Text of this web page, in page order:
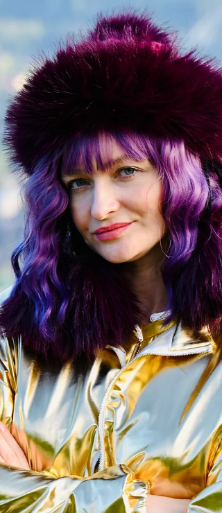
do Nowej Generacji Specjalistów! Ewelina
Naturia Pańczyk. Instytut Świadomości